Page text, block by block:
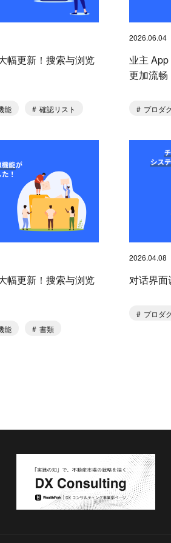
幅更新！搜索与浏览
能 確認リスト
2026.06.04
业主
更加流畅
プロダ
幅更新！搜索与浏览
能 書類
2026.04.08
对话界面
プロダ